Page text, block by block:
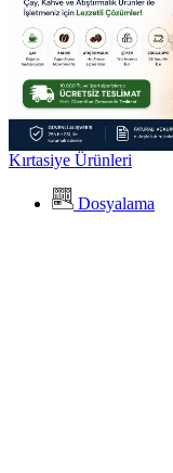
Kırtasiye Ürünleri
Dosyalama